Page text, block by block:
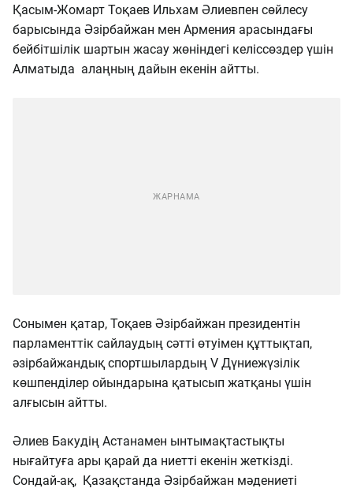
Қасым-Жомарт Тоқаев Ильхам Әлиевпен сөйлесу
барысында Әзірбайжан мен Армения арасындағы
бейбітшілік шартын жасау жөніндегі келіссөздер үшін
Алматыда алаңның дайын екенін айтты.
Сонымен қатар, Тоқаев Әзірбайжан президентін
парламенттік сайлаудың сәтті өтуімен құттықтап,
әзірбайжандық спортшылардың V Дүниежүзілік
көшпенділер ойындарына қатысып жатқаны үшін
алғысын айтты.
Әлиев Бакудің Астанамен ынтымақтастықты
нығайтуға ары қарай да ниетті екенін жеткізді.
Сондай-ақ, Қазақстанда Әзірбайжан мәдениеті